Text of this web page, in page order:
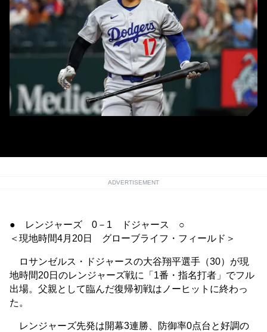
ADVERTISEMENT
● レンジャーズ 0－1 ドジャース ○
＜現地時間4月20日 グローブライフ・フィールド＞
ロサンゼルス・ドジャースの大谷翔平選手（30）が現
地時間20日のレンジャーズ戦に「1番・指名打者」でフル
出場。父親として臨んだ復帰初戦はノーヒットに終わっ
た。
レンジャーズ先発は開幕3連勝、防御率0点台と好調の